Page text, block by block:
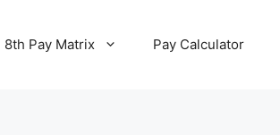
8th Pay Matrix Pay Calculator